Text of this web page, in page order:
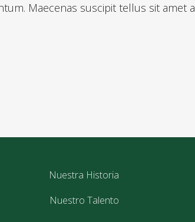
Maecenas suscipit tellus sit amet
Nuestra Historia
Nuestro Talento